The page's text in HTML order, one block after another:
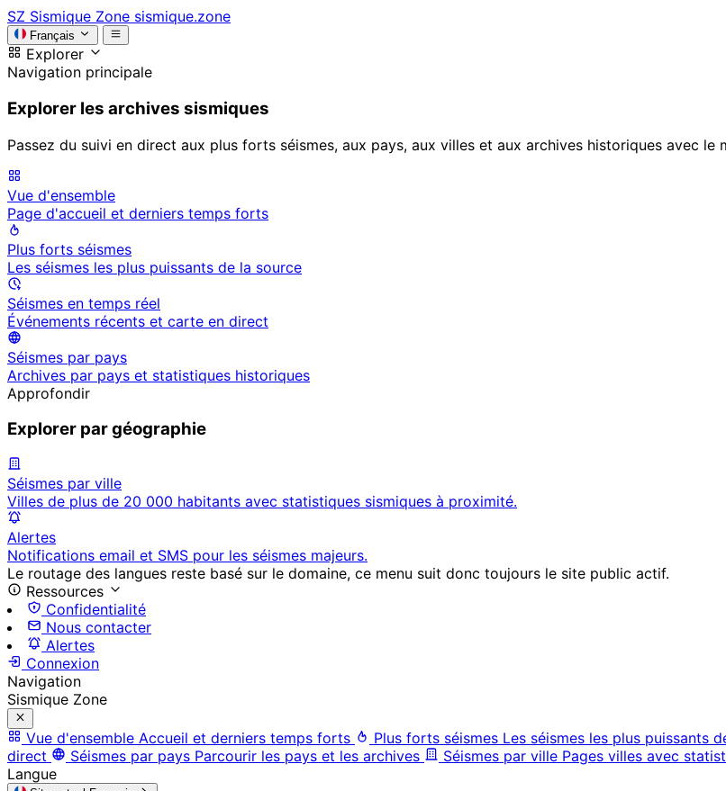
SZ Sismique Zone sismique.zone
Français
Explorer
Navigation principale
Explorer les archives sismiques
Passez du suivi en direct aux plus forts séismes, aux pays, aux villes et aux archives historiques avec le
Vue d'ensemble
Page d'accueil et derniers temps forts
Plus forts séismes
Les séismes les plus puissants de la source
Séismes en temps réel
Événements récents et carte en direct
Séismes par pays
Archives par pays et statistiques historiques
Approfondir
Explorer par géographie
Séismes par ville
Villes de plus de 20 000 habitants avec statistiques sismiques à proximité.
Alertes
Notifications email et SMS pour les séismes majeurs.
Le routage des langues reste basé sur le domaine, ce menu suit donc toujours le site public actif.
Ressources
Confidentialité
Nous contacter
Alertes
Connexion
Navigation
Sismique Zone
Vue d'ensemble Accueil et derniers temps forts Plus forts séismes Les séismes les plus puissants
direct
Séismes par pays Parcourir les pays et les archives Séismes par ville Pages villes avec
Langue